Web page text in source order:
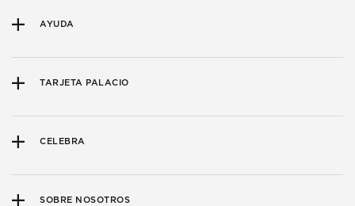
AYUDA
TARJETA PALACIO
CELEBRA
SOBRE NOSOTROS